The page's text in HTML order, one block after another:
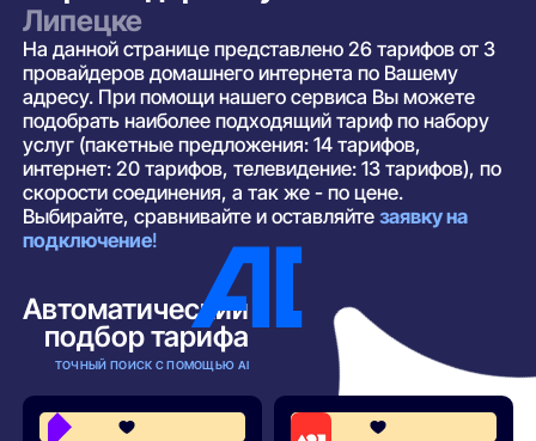
Липецке
На данной странице представлено 26 тарифов от 3
провайдеров домашнего интернета по Вашему
адресу. При помощи нашего сервиса Вы можете
подобрать наиболее подходящий тариф по набору
услуг (пакетные предложения: 14 тарифов,
интернет: 20 тарифов, телевидение: 13 тарифов), по
скорости соединения, а так же - по цене.
Выбирайте, сравнивайте и оставляйтезаявку на
подключение!
Автоматический
подбор тарифа
ТОЧНЫЙ ПОИСК С ПОМОЩЬЮ AI
3.8